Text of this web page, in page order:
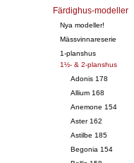
Färdighus-modeller
Nya modeller!
Mässvinnareserie
1-planshus
1½- & 2-planshus
Adonis 178
Allium 168
Anemone 154
Aster 162
Astilbe 185
Begonia 154